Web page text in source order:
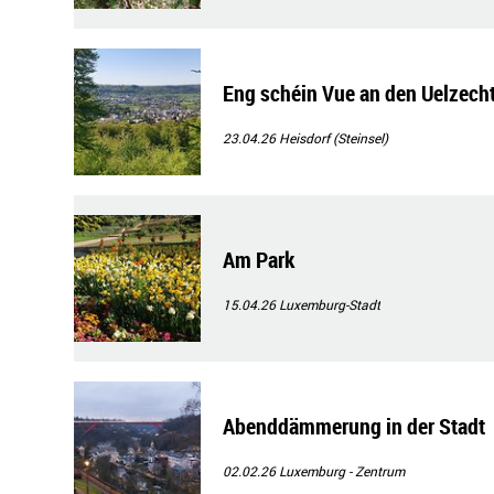
Eng schéin Vue an den
23.04.26Heisdorf (Steinsel)
Am Park
15.04.26Luxemburg-Stadt
Abenddämmerung in der Stadt
02.02.26Luxemburg - Zentrum